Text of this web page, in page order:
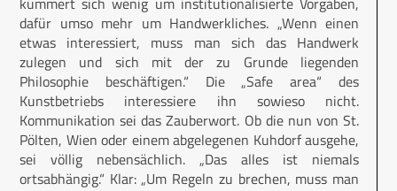
dafür umso mehr um Handwerkliches. „Wenn einen
etwas interessiert, muss man sich das Handwerk
zulegen und sich mit der zu Grunde liegenden
Philosophie beschäftigen.“ Die „Safe area“ des
Kunstbetriebs interessiere ihn sowieso nicht.
Kommunikation sei das Zauberwort. Ob die nun von St.
Pölten, Wien oder einem abgelegenen Kuhdorf ausgehe,
sei völlig nebensächlich. „Das alles ist niemals
ortsabhängig.“ Klar: „Um Regeln zu brechen, muss man